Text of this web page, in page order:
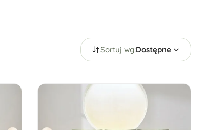
Sortuj wg:Dostępne